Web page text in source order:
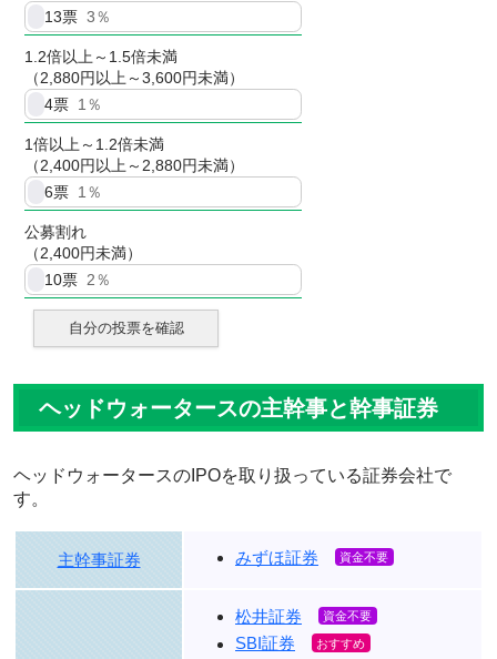
13票 3％
1.2倍以上～1.5倍未満
（2,880円以上～3,600円未満）
4票 1％
1倍以上～1.2倍未満
（2,400円以上～2,880円未満）
6票 1％
公募割れ
（2,400円未満）
10票 2％
自分の投票を確認
ヘッドウォータースの主幹事と幹事証券
ヘッドウォータースのIPOを取り扱っている証券会社で
す。
主幹事証券 みずほ証券
松井証券
SBI証券